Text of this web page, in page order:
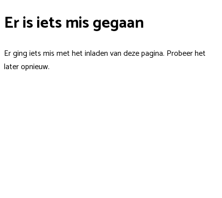
Er is iets mis gegaan
Er ging iets mis met het inladen van deze pagina. Probeer het
later opnieuw.